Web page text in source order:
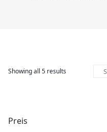
Showing all 5 results
Preis